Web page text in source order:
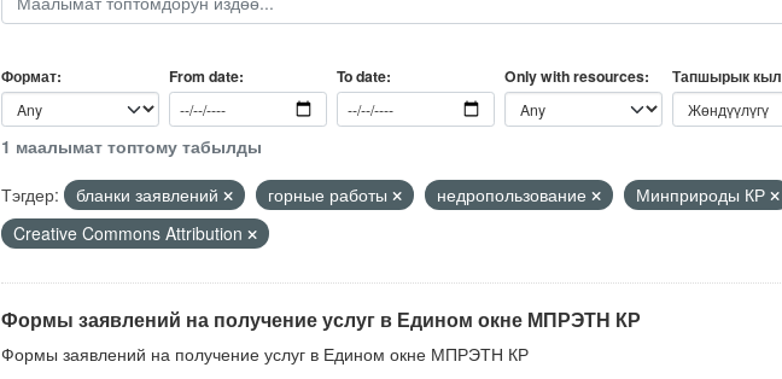
Формат From date To date Only with resources Тапшырык кыл
1 маалымат топтому табылды
Тэгдер:
бланки заявлений горные работы недропользование Минприроды КР
Creative Commons Attribution
Формы заявлений на получение услуг в Едином окне МПРЭТН КР
Формы заявлений на получение услуг в Едином окне МПРЭТН КР